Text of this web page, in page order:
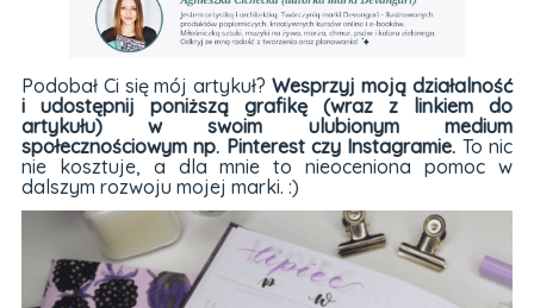
Podobał Ci się mój artykuł?Wesprzyj moją działalność
i udostępnij poniższą grafikę (wraz z linkiem do
artykułu) w swoim ulubionym medium
społecznościowym np. Pinterest czy Instagramie. To nic
nie kosztuje, a dla mnie to nieoceniona pomoc w
dalszym rozwoju mojej marki. :)